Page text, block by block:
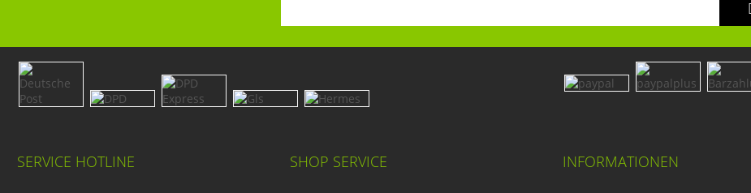
SERVICE HOTLINE SHOP SERVICE INFORMATIONEN